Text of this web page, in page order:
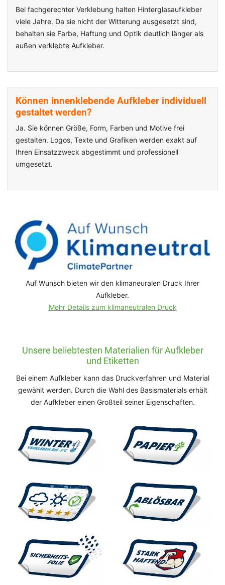
Bei fachgerechter Verklebung halten Hinterglasaufkleber
viele Jahre. Da sie nicht der Witterung ausgesetzt sind,
behalten sie Farbe, Haftung und Optik deutlich länger als
außen verklebte Aufkleber.
Können innenklebende Aufkleber individuell
gestaltet werden?
Ja. Sie können Größe, Form, Farben und Motive frei
gestalten. Logos, Texte und Grafiken werden exakt auf
Ihren Einsatzzweck abgestimmt und professionell
umgesetzt.
Auf Wunsch bieten wir den klimaneuralen Druck Ihrer
Aufkleber.
Mehr Details zum klimaneutralen Druck
Unsere beliebtesten Materialien für Aufkleber
und Etiketten
Bei einem Aufkleber kann das Druckverfahren und Material
gewählt werden. Durch die Wahl des Basismaterials erhält
der Aufkleber einen Großteil seiner Eigenschaften.